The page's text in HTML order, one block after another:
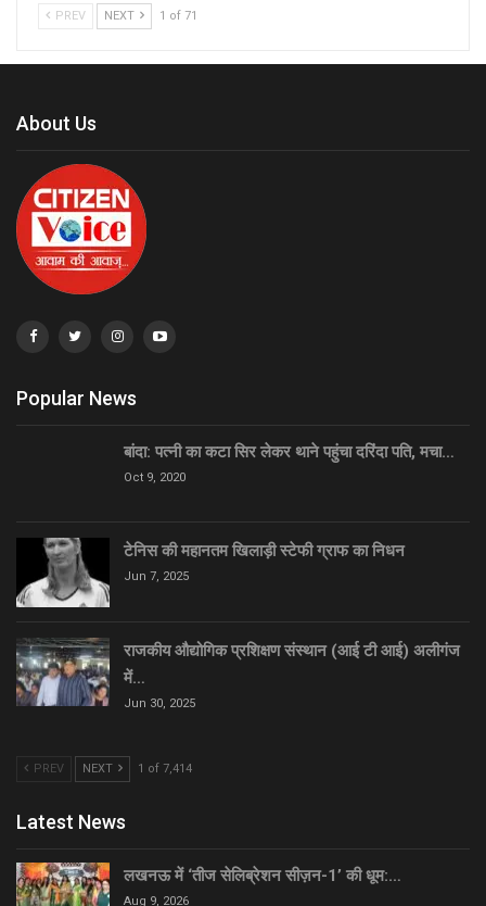
PREV NEXT 1 of 71
About Us
Popular News
बांदा: पत्नी का कटा सिर लेकर थाने पहुंचा दरिंदा पति, मचा…
Oct 9, 2020
टेनिस की महानतम खिलाड़ी स्टेफी ग्राफ का निधन
Jun 7, 2025
राजकीय औद्योगिक प्रशिक्षण संस्थान (आई टी आई) अलीगंज
में…
Jun 30, 2025
PREV NEXT 1 of 7,414
Latest News
लखनऊ में ‘तीज सेलिब्रेशन सीज़न-1’ की धूम:…
Aug 9, 2026